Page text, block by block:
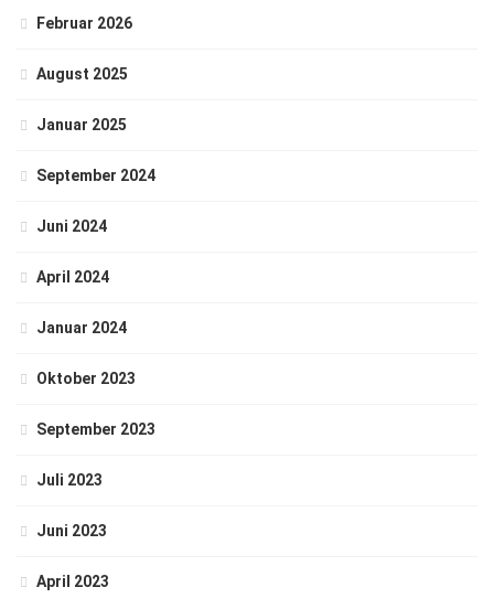
Februar 2026
August 2025
Januar 2025
September 2024
Juni 2024
April 2024
Januar 2024
Oktober 2023
September 2023
Juli 2023
Juni 2023
April 2023